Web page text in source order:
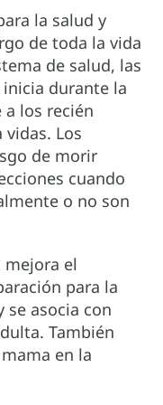
la salud y
de toda la vida
de salud, las
durante la
los recién
vidas. Los
de morir
cuando
o no son
el
para la
se asocia con
También
en la